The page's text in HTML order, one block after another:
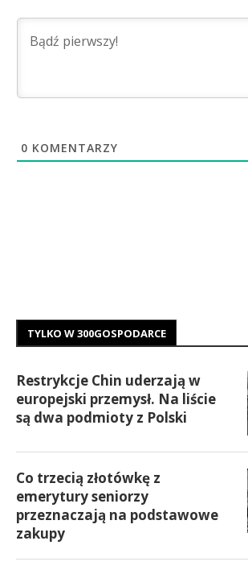
0 KOMENTARZY
TYLKO W 300GOSPODARCE
Restrykcje Chin uderzają w
europejski przemysł. Na liście
są dwa podmioty z Polski
Co trzecią złotówkę z
emerytury seniorzy
przeznaczają na podstawowe
zakupy